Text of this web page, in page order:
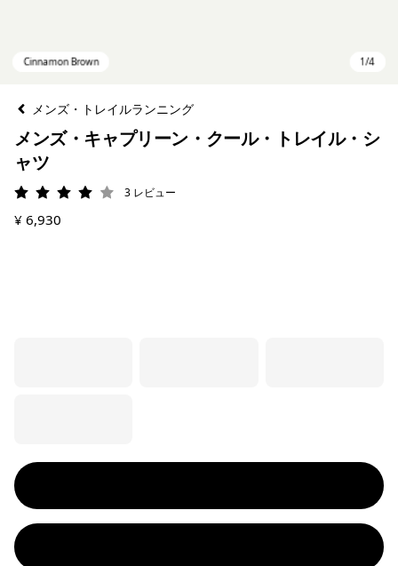
メンズ・トレイルランニング
メンズ・キャプリーン・クール・トレイル・シ
ャツ
評価: 4 / 5 3 レビュー
¥ 6,930